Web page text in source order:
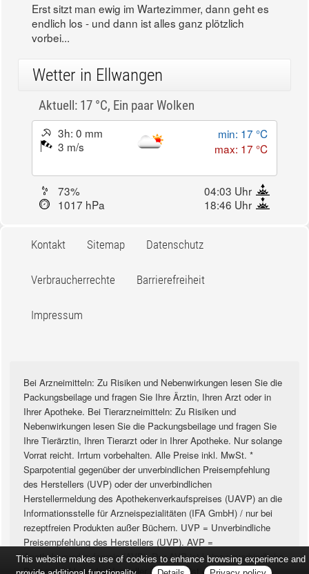
Erst sitzt man ewig im Wartezimmer, dann geht es
endlich los - und dann ist alles ganz plötzlich
vorbei...
Wetter in Ellwangen
Aktuell: 17 °C, Ein paar Wolken
3h: 0 mm
3 m/s
min: 17 °C
max: 17 °C
73%
04:03 Uhr
1017 hPa
18:46 Uhr
Kontakt Sitemap Datenschutz
Verbraucherrechte Barrierefreiheit
Impressum
Bei Arzneimitteln: Zu Risiken und Nebenwirkungen lesen Sie die
Packungsbeilage und fragen Sie Ihre Ärztin, Ihren Arzt oder in
Ihrer Apotheke. Bei Tierarzneimitteln: Zu Risiken und
Nebenwirkungen lesen Sie die Packungsbeilage und fragen Sie
Ihre Tierärztin, Ihren Tierarzt oder in Ihrer Apotheke. Nur solange
Vorrat reicht. Irrtum vorbehalten. Alle Preise inkl. MwSt. *
Sparpotential gegenüber der unverbindlichen Preisempfehlung
des Herstellers (UVP) oder der unverbindlichen
Herstellermeldung des Apothekenverkaufspreises (UAVP) an die
Informationsstelle für Arzneispezialitäten (IFA GmbH) / nur bei
rezeptfreien Produkten außer Büchern. UVP = Unverbindliche
Preisempfehlung des Herstellers (UVP). AVP =
Apothekenverkaufspreis (AVP). Der AVP ist keine unverbindliche
Preisempfehlung der Hersteller. Der AVP ist ein von den
This website makes use of cookies to enhance browsing experience and